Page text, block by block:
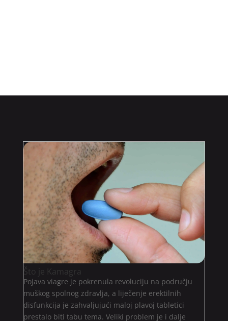
Što je Kamagra
Pojava viagre je pokrenula revoluciju na području
muškog spolnog zdravlja, a liječenje erektilnih
disfunkcija je zahvaljujući maloj plavoj tabletici
prestalo biti tabu tema. Veliki problem je i dalje